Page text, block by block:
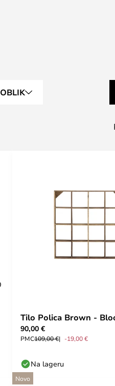
OBLIK
Tilo Polica Brown -
90,00 €
PMC109,00 € -19,00 €
Na lageru
Novo